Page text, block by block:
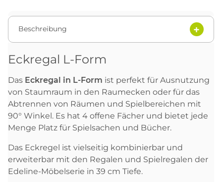
Beschreibung
Eckregal L-Form
Das Eckregal in L-Form ist perfekt für Ausnutzung
von Staumraum in den Raumecken oder für das
Abtrennen von Räumen und Spielbereichen mit
90° Winkel. Es hat 4 offene Fächer und bietet jede
Menge Platz für Spielsachen und Bücher.
Das Eckregel ist vielseitig kombinierbar und
erweiterbar mit den Regalen und Spielregalen der
Edeline-Möbelserie in 39 cm Tiefe.